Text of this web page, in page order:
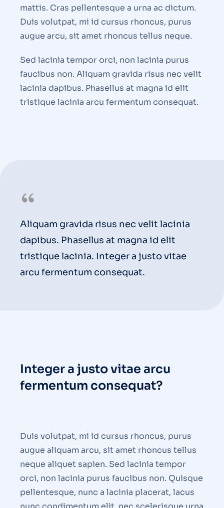
mattis. Cras pellentesque a urna ac dictum.
Duis volutpat, mi id cursus rhoncus, purus
augue arcu, sit amet rhoncus tellus neque.
Sed lacinia tempor orci, non lacinia purus
faucibus non. Aliquam gravida risus nec velit
lacinia dapibus. Phasellus at magna id elit
tristique lacinia arcu fermentum consequat.
Aliquam gravida risus nec velit lacinia
dapibus. Phasellus at magna id elit
tristique lacinia. Integer a justo vitae
arcu fermentum consequat.
Integer a justo vitae arcu
fermentum consequat?
Duis volutpat, mi id cursus rhoncus, purus
augue aliquam arcu, sit amet rhoncus tellus
neque aliquet sapien. Sed lacinia tempor
orci, non lacinia purus faucibus non. Quisque
pellentesque, nunc a lacinia placerat, lacus